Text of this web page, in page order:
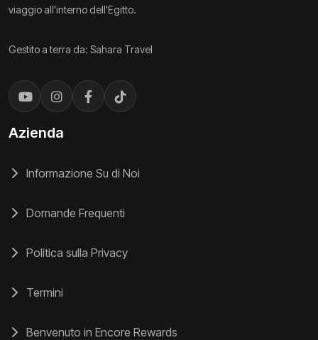
viaggio all'interno dell'Egitto.
Gestito a terra da: Sahara Travel
Azienda
Informazione Su di Noi
Domande Frequenti
Politica sulla Privacy
Termini
Benvenuto in Encore Rewards